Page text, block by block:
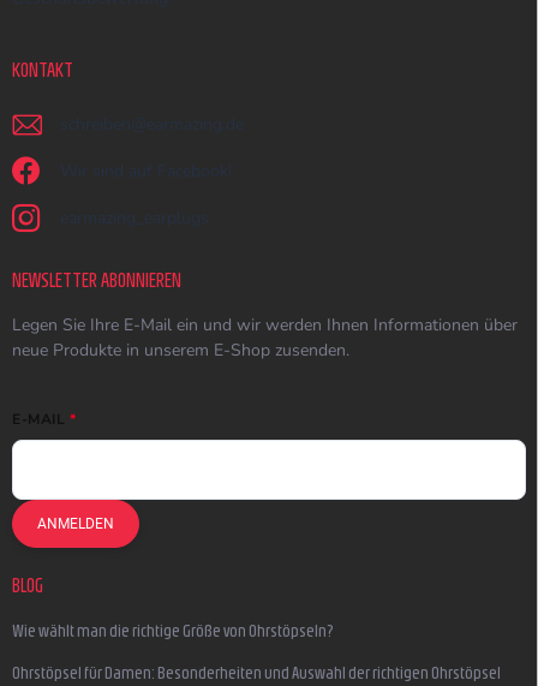
KONTAKT
schreiben @ earmazing.de
Wir sind auf Facebook!
earmazing_earplugs
NEWSLETTER ABONNIEREN
Legen Sie Ihre E-Mail ein und wir werden Ihnen Informationen über
neue Produkte in unserem E-Shop zusenden.
E-MAIL
ANMELDEN
BLOG
Wie wählt man die richtige Größe von Ohrstöpseln?
Ohrstöpsel für Damen: Besonderheiten und Auswahl der richtigen Ohrstöpsel